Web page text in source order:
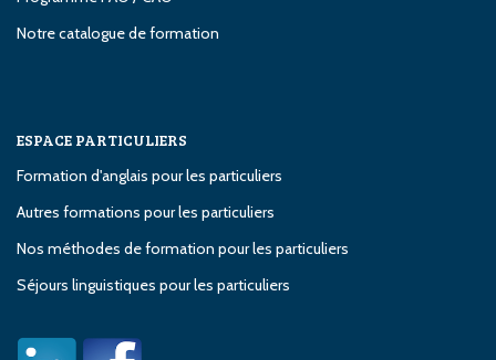
Notre catalogue de formation
ESPACE PARTICULIERS
Formation d'anglais pour les particuliers
Autres formations pour les particuliers
Nos méthodes de formation pour les particuliers
Séjours linguistiques pour les particuliers